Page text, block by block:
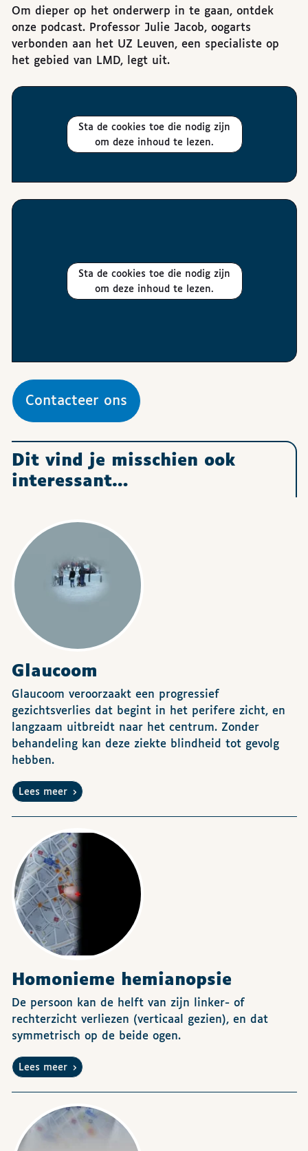
Om dieper op het onderwerp in te gaan, ontdek
onze podcast. Professor Julie Jacob, oogarts
verbonden aan het UZ Leuven, een specialiste op
het gebied van LMD, legt uit.
Sta de cookies toe die nodig zijn
om deze inhoud te lezen.
Sta de cookies toe die nodig zijn
om deze inhoud te lezen.
Contacteer ons
Dit vind je misschien ook
interessant…
Glaucoom
Glaucoom veroorzaakt een progressief
gezichtsverlies dat begint in het perifere zicht, en
langzaam uitbreidt naar het centrum. Zonder
behandeling kan deze ziekte blindheid tot gevolg
hebben.
Lees meer
Homonieme hemianopsie
De persoon kan de helft van zijn linker- of
rechterzicht verliezen (verticaal gezien), en dat
symmetrisch op de beide ogen.
Lees meer